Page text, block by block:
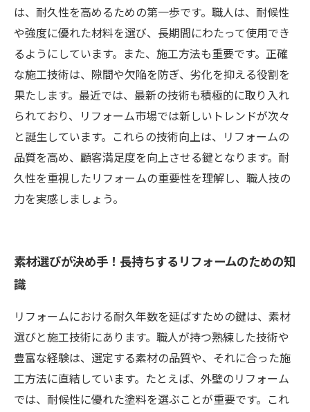
は、耐久性を高めるための第一歩です。職人は、耐候性
や強度に優れた材料を選び、長期間にわたって使用でき
るようにしています。また、施工方法も重要です。正確
な施工技術は、隙間や欠陥を防ぎ、劣化を抑える役割を
果たします。最近では、最新の技術も積極的に取り入れ
られており、リフォーム市場では新しいトレンドが次々
と誕生しています。これらの技術向上は、リフォームの
品質を高め、顧客満足度を向上させる鍵となります。耐
久性を重視したリフォームの重要性を理解し、職人技の
力を実感しましょう。
素材選びが決め手！長持ちするリフォームのための知
識
リフォームにおける耐久年数を延ばすための鍵は、素材
選びと施工技術にあります。職人が持つ熟練した技術や
豊富な経験は、選定する素材の品質や、それに合った施
工方法に直結しています。たとえば、外壁のリフォーム
では、耐候性に優れた塗料を選ぶことが重要です。これ